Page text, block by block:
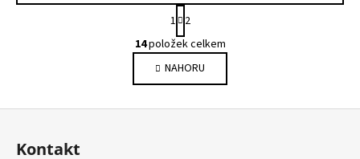
O
v
l
á
d
S
t
r
á
n
k
1
2
14položek celkem
NAHORU
Z
Kontakt